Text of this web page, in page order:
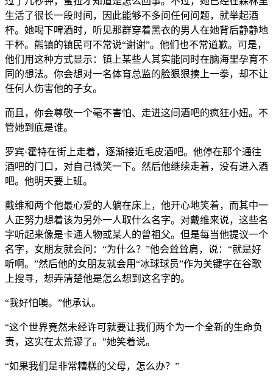
生活了很长一段时间，因此能够不多问任何问题，就举起酒
杯。她喝下啤酒时，听见那群穿着黑衣的男人在她背后静静地
干杯。熊镇的镇民可不常说“谢谢”。他们也不常道歉。可是，
他们用这种方式显示：镇上某些人其实能同时在脑海里孕育不
同的想法。你会想对一名体育总监的脸狠狠揍上一拳，却不让
任何人伤害他的子女。
而且，你会尊敬一个毫不害怕、走进这间酒吧的疯狂小妞。不
管她到底是谁。
罗宾·霍特在街上走着，逐渐接近毛皮酒吧。他停在那个通往
酒吧的门口，对自己微笑一下。然后他继续走着，没有进入酒
吧。他明天要上班。
戴维和两个他最心爱的人躺在床上，他开心地笑着，而其中一
人正努力想着该为另外一人取什么名字。对戴维来说，这些名
字听起来像是卡通人物或某人的曾祖父。但是每当他提议一个
名字，女朋友就会问：“为什么？”他会耸耸肩，说：“就是好
听啊。”然后他的女朋友就会用“冰球球员”作为关键字在谷歌
上搜寻，想弄清楚他是怎么想到这名字的。
“我好怕噢。”他承认。
“这个世界竟然未经许可就要让我们两个为一个全新的生命负
责，这实在太荒谬了。”她笑着说。
“如果我们是非常糟糕的父母，怎么办？”